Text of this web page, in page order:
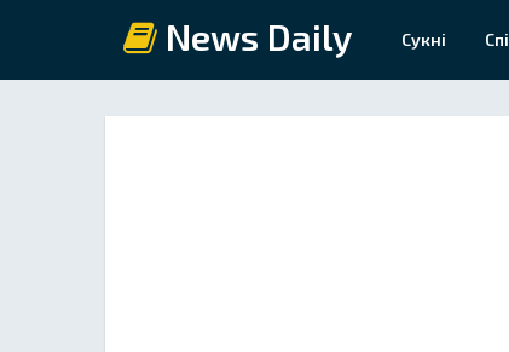
News Daily Сукні